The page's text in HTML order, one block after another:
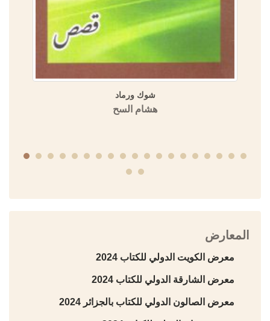
شوك ورماد
هشام السح
المعارض
معرض الكويت الدولي للكتاب 2024
معرض الشارقة الدولي للكتاب 2024
معرض الصالون الدولي للكتاب بالجزائر 2024